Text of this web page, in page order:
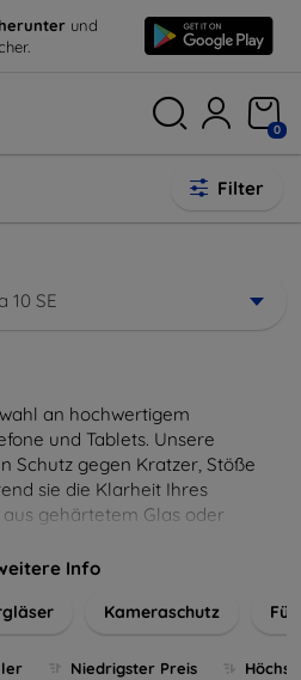
und
0
Filter
10 SE
an hochwertigem
und Tablets. Unsere
Schutz gegen Kratzer, Stöße
sie die Klarheit Ihres
gehärtetem Glas oder
für jedes Gerät, um eine
langlebigen und zuverlässigen
Info
Kameraschutz
Niedrigster Preis